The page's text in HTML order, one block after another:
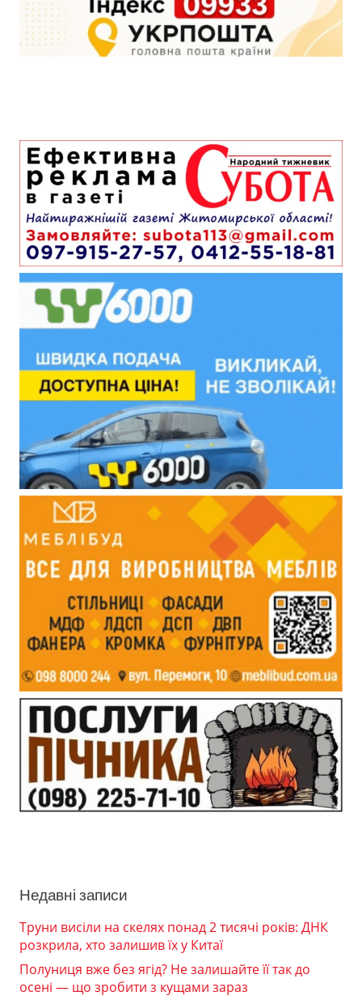
Недавні записи
Труни висіли на скелях понад 2 тисячі років: ДНК
розкрила, хто залишив їх у Китаї
Полуниця вже без ягід? Не залишайте її так до
осені — що зробити з кущами зараз